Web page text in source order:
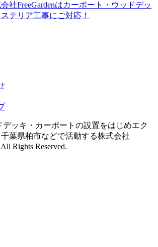
社FreeGardenはカーポート・ウッドデッ
テリア工事にご対応！
デッキ・カーポートの設置をはじめエク
葉県柏市などで活動する株式会社
Rights Reserved.